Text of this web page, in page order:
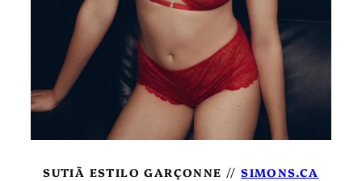
SUTIÃ ESTILO GARÇONNE //SIMONS.CA